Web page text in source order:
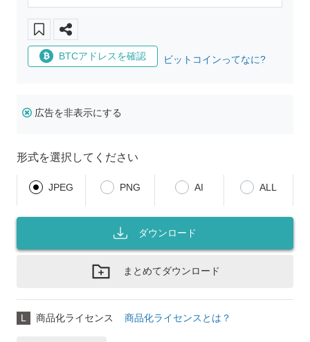
BTCアドレスを確認 ビットコインってなに?
広告を非表示にする
形式を選択してください
JPEG PNG AI ALL
ダウンロード
まとめてダウンロード
L 商品化ライセンス 商品化ライセンスとは？